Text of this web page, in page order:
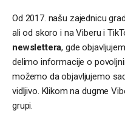
Od 2017. našu zajednicu
ali od skoro i na Viberu i
newslettera, gde
delimo informacije o
možemo da objavljujemo
vidljivo. Klikom na dugme
grupi.